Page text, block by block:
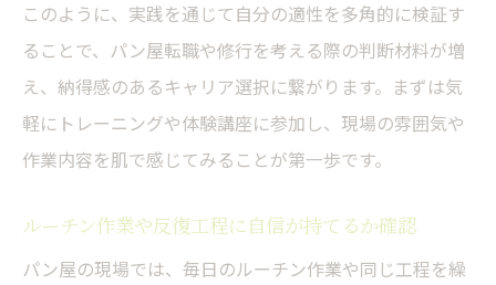
このように、実践を通じて自分の適性を多角的に検証す
ることで、パン屋転職や修行を考える際の判断材料が増
え、納得感のあるキャリア選択に繋がります。まずは気
軽にトレーニングや体験講座に参加し、現場の雰囲気や
作業内容を肌で感じてみることが第一歩です。
ルーチン作業や反復工程に自信が持てるか確認
パン屋の現場では、毎日のルーチン作業や同じ工程を繰